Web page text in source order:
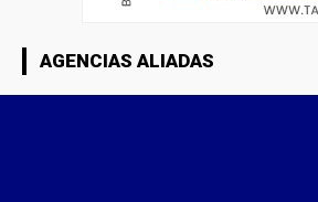
AGENCIAS ALIADAS